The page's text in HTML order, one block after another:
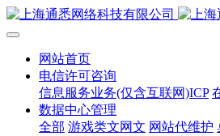
网站首页
电信许可咨询
信息服务业务(仅含互联网)ICP
数据中心管理
全部 游戏类文网文 网站代维护